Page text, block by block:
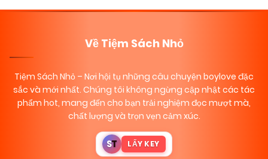
Về Tiệm Sách Nhỏ
Tiệm Sách Nhỏ – Nơi hội tụ những câu chuyện boylove đặc
sắc và mới nhất. Chúng tôi không ngừng cập nhật các tác
phẩm hot, mang đến cho bạn trải nghiệm đọc mượt mà,
chất lượng và trọn vẹn cảm xúc.
ST LẤY KEY